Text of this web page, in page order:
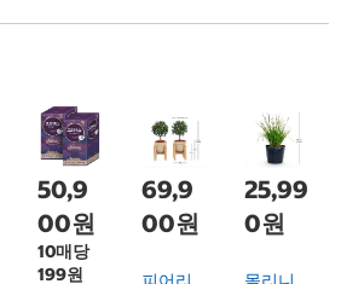
50,9
00원
10매당
199원
69,9
00원
25,99
0원